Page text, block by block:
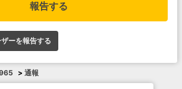
報告する
ーを報告する
> 通報